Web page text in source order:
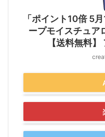
「ポイント10倍 5
ープモイスチュア
【送料無料